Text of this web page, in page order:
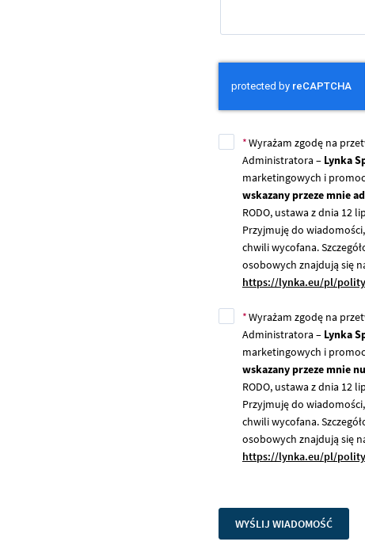
Wyrażam zgodę na
Administratora – Lynka
marketingowych i
wskazany przeze mnie
RODO, ustawa z dnia 12
Przyjmuję do
chwili wycofana.
osobowych znajdują się
https://lynka.eu/pl/
Wyrażam zgodę na
Administratora – Lynka
marketingowych i
wskazany przeze mnie
RODO, ustawa z dnia 12
Przyjmuję do
chwili wycofana.
osobowych znajdują się
https://lynka.eu/pl/
WYŚLIJ WIADOMOŚĆ